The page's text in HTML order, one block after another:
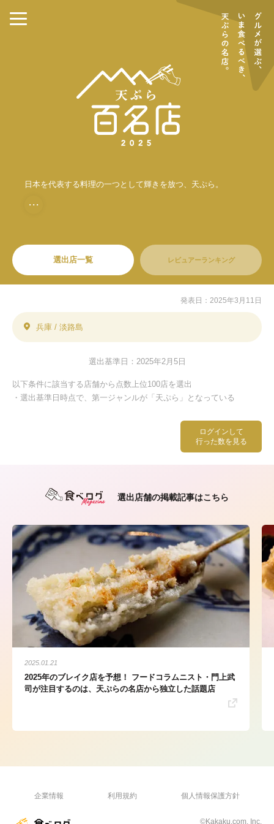
日本を代表する料理の一つとして輝きを放つ、天ぷら。
・・・
選出店一覧 レビュアーランキング
ログインして
行った数を見る
発表日：2025年3月11日
兵庫 / 淡路島
選出基準日：2025年2月5日
以下条件に該当する店舗から点数上位100店を選出
・選出基準日時点で、第一ジャンルが「天ぷら」となっている
選出店舗の掲載記事はこちら
2025.01.21
2025年のブレイク店を予想！ フードコラムニスト・門上武
司が注目するのは、天ぷらの名店から独立した話題店
企業情報 利用規約 個人情報保護方針
©Kakaku.com, Inc.